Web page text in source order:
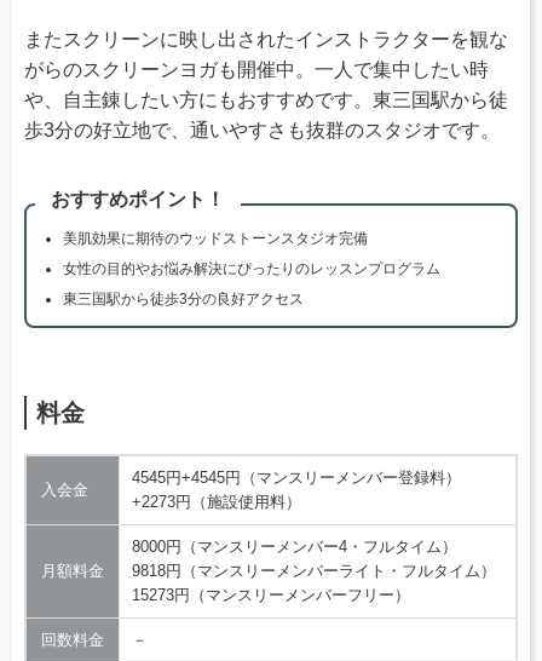
またスクリーンに映し出されたインストラクターを観な
がらのスクリーンヨガも開催中。一人で集中したい時
や、自主錬したい方にもおすすめです。東三国駅から徒
歩3分の好立地で、通いやすさも抜群のスタジオです。
おすすめポイント！
美肌効果に期待のウッドストーンスタジオ完備
女性の目的やお悩み解決にぴったりのレッスンプログラム
東三国駅から徒歩3分の良好アクセス
料金
入会金
4545円+4545円（マンスリーメンバー登録料）
+2273円（施設使用料）
月額料金
8000円（マンスリーメンバー4・フルタイム）
9818円（マンスリーメンバーライト・フルタイム）
15273円（マンスリーメンバーフリー）
回数料金 －